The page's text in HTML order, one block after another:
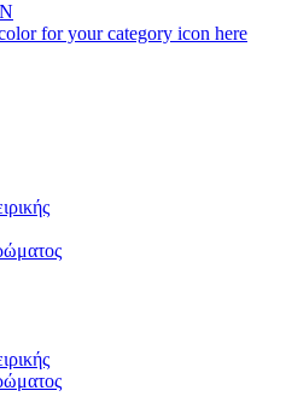
for your category icon here